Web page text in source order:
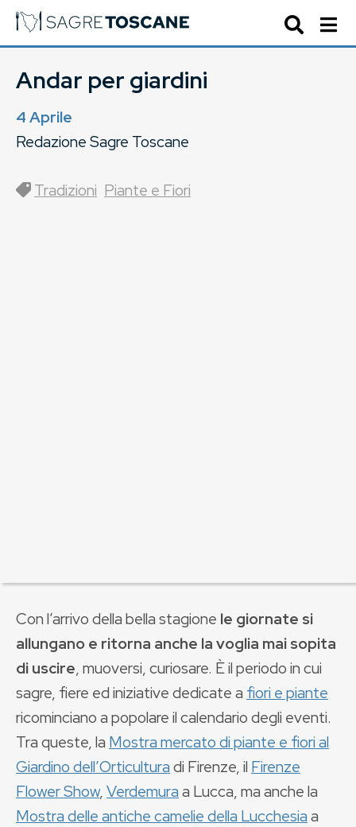
Andar per giardini
4 Aprile
Redazione Sagre Toscane
Tradizioni Piante e Fiori
Con l’arrivo della bella stagione le giornate si
allungano e ritorna anche la voglia mai sopita
di uscire, muoversi, curiosare. È il periodo in cui
sagre, fiere ed iniziative dedicate a fiori e piante
ricominciano a popolare il calendario degli eventi.
Tra queste, la Mostra mercato di piante e fiori al
Giardino dell’Orticulturadi Firenze, il Firenze
Flower Show,Verdemuraa Lucca, ma anche la
Mostra delle antiche camelie della Lucchesiaa